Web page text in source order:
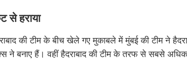
से हराया
की टीम के बीच खेले गए मुकाबले में मुंबई की टीम ने
बनाए हैं। वहीं हैदराबाद की टीम के तरफ से सबसे